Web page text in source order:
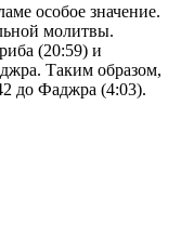
особое значение.
молитвы.
(20:59) и
Таким образом,
до Фаджра (4:03).